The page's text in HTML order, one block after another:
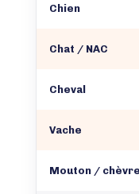
Chien
Chat / NAC
Cheval
Vache
Mouton / chèvre